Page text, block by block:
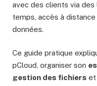
avec des clients via des
temps, accès à
données.
Ce guide pratique
pCloud, organiser son
gestion des fichiers et